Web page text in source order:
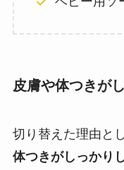
皮膚や体つきが
切り替えた理由と
体つきがしっかり